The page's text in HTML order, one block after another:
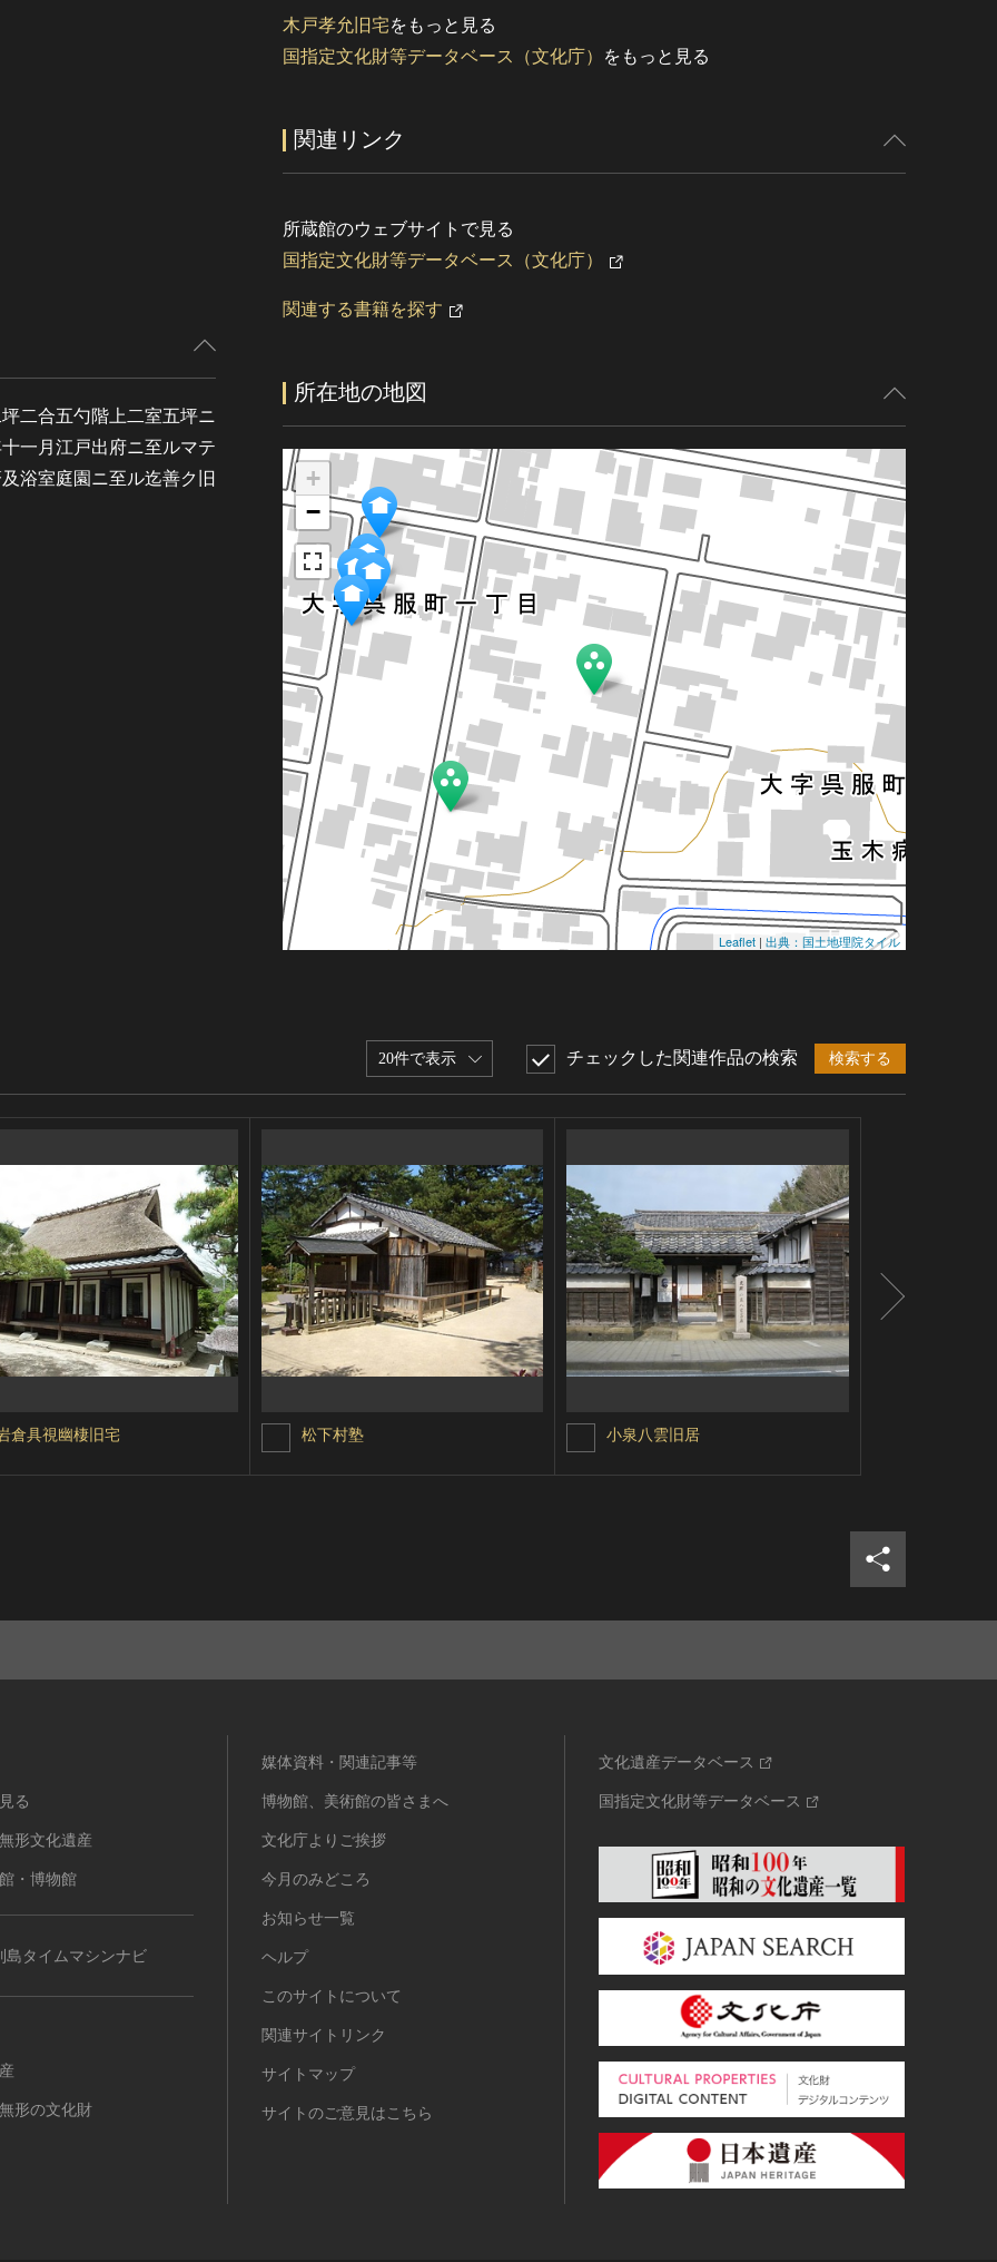
二合五勺階上二室五坪ニ
一月江戸出府ニ至ルマテ
浴室庭園ニ至ル迄善ク旧
木戸孝允旧宅をもっと見る
国指定文化財等データベース（文化庁）
をもっと見る
関連リンク
所蔵館のウェブサイトで見る
国指定文化財等データベース（文化庁）
関連する書籍を探す
所在地の地図
+
−
Leaflet | 出典：国土地理院タイル
20件で表示 チェックした関連作品の検索 検索する
倉具視幽棲旧宅 松下村塾 小泉八雲旧居
る
形文化遺産
・博物館
島タイムマシンナビ
形の文化財
媒体資料・関連記事等
博物館、美術館の皆さまへ
文化庁よりご挨拶
今月のみどころ
お知らせ一覧
ヘルプ
このサイトについて
関連サイトリンク
サイトマップ
サイトのご意見はこちら
文化遺産データベース
国指定文化財等データベース